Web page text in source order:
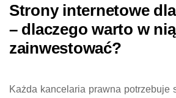
Strony internetowe
– dlaczego warto w nią
zainwestować?
Każda kancelaria prawna potrzebuje